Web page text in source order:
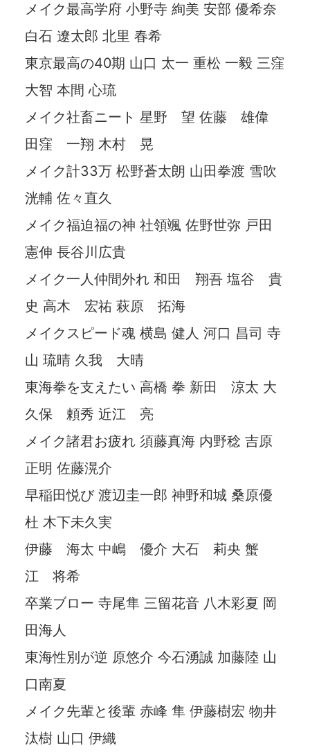
メイク最高学府 小野寺 絢美 安部 優希奈
白石 遼太郎 北里 春希
東京最高の40期 山口 太一 重松 一毅 三窪
大智 本間 心琉
メイク社畜ニート 星野 望 佐藤 雄偉
田窪 一翔 木村 晃
メイク計33万 松野蒼太朗 山田拳渡 雪吹
洸輔 佐々直久
メイク福迫福の神 社領颯 佐野世弥 戸田
憲伸 長谷川広貴
メイク一人仲間外れ 和田 翔吾 塩谷 貴
史 高木 宏祐 萩原 拓海
メイクスピード魂 横島 健人 河口 昌司 寺
山 琉晴 久我 大晴
東海拳を支えたい 高橋 拳 新田 涼太 大
久保 頼秀 近江 亮
メイク諸君お疲れ 須藤真海 内野稔 吉原
正明 佐藤滉介
早稲田悦び 渡辺圭一郎 神野和城 桑原優
杜 木下未久実
伊藤 海太 中嶋 優介 大石 莉央 蟹
江 将希
卒業ブロー 寺尾隼 三留花音 八木彩夏 岡
田海人
東海性別が逆 原悠介 今石湧誠 加藤陸 山
口南夏
メイク先輩と後輩 赤峰 隼 伊藤樹宏 物井
汰樹 山口 伊織